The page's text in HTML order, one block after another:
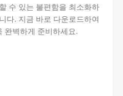
수 있는 불편함을 최소화하
다. 지금 바로 다운로드하여
완벽하게 준비하세요.